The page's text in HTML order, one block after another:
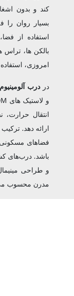
‌کند و بدون
بسیار روان
استفاده از
بالکن ‌ها،
امروزی،
در درب
انتقال
ارائه دهد.
فضاهای
باشد. درب‌های
و طراحی
مدرن محسوب